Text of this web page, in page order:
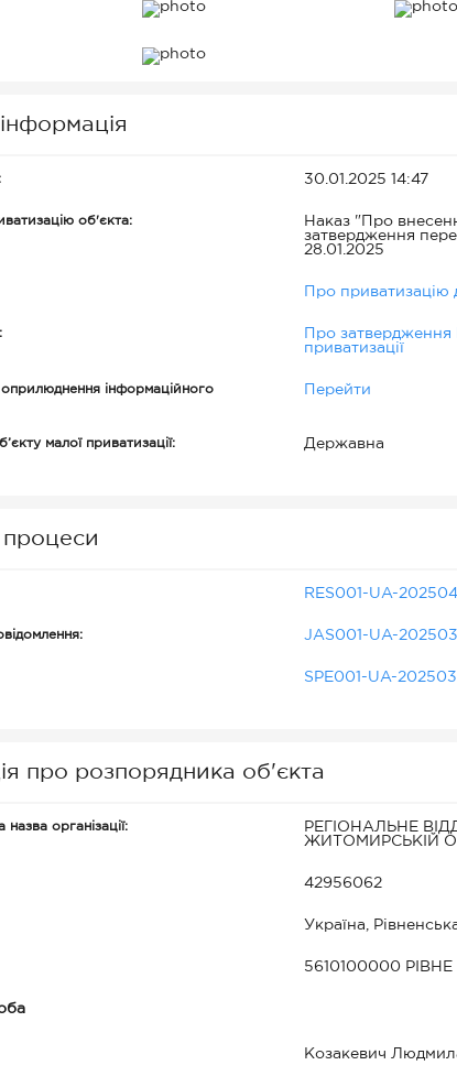
шафи для одягу (3 шт), шафи
2
30.01.2025 14:47
об'єкта:
Наказ "Про
затвердження
28.01.2025
Про
Про затвердження
приватизації
оприлюднення інформаційного
Перейти
малої приватизації: Державна
процеси
RES001-UA-
JAS001-UA-
SPE001-UA-
про розпорядника об'єкта
організації:
РЕГІОНАЛЬНЕ
ЖИТОМИРСЬКІЙ
42956062
Україна,
5610100000 РІВНЕ
Козакевич